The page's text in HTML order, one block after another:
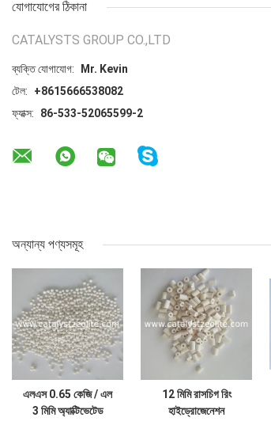
যোগাযোগের ঠিকানা
CATALYSTS GROUP CO.,LTD
ব্যক্তি যোগাযোগ:
Mr. Kevin
টেল:
+8615666538082
ফ্যাক্স:
86-533-52065599-2
অন্যান্য পণ্যসমূহ
এলএস 0.65 কেজি / এল
3 মিমি অ্যাক্টিভেটেড
12 মিমি রাসচিগ রিং
হাইড্রোজেনেশন